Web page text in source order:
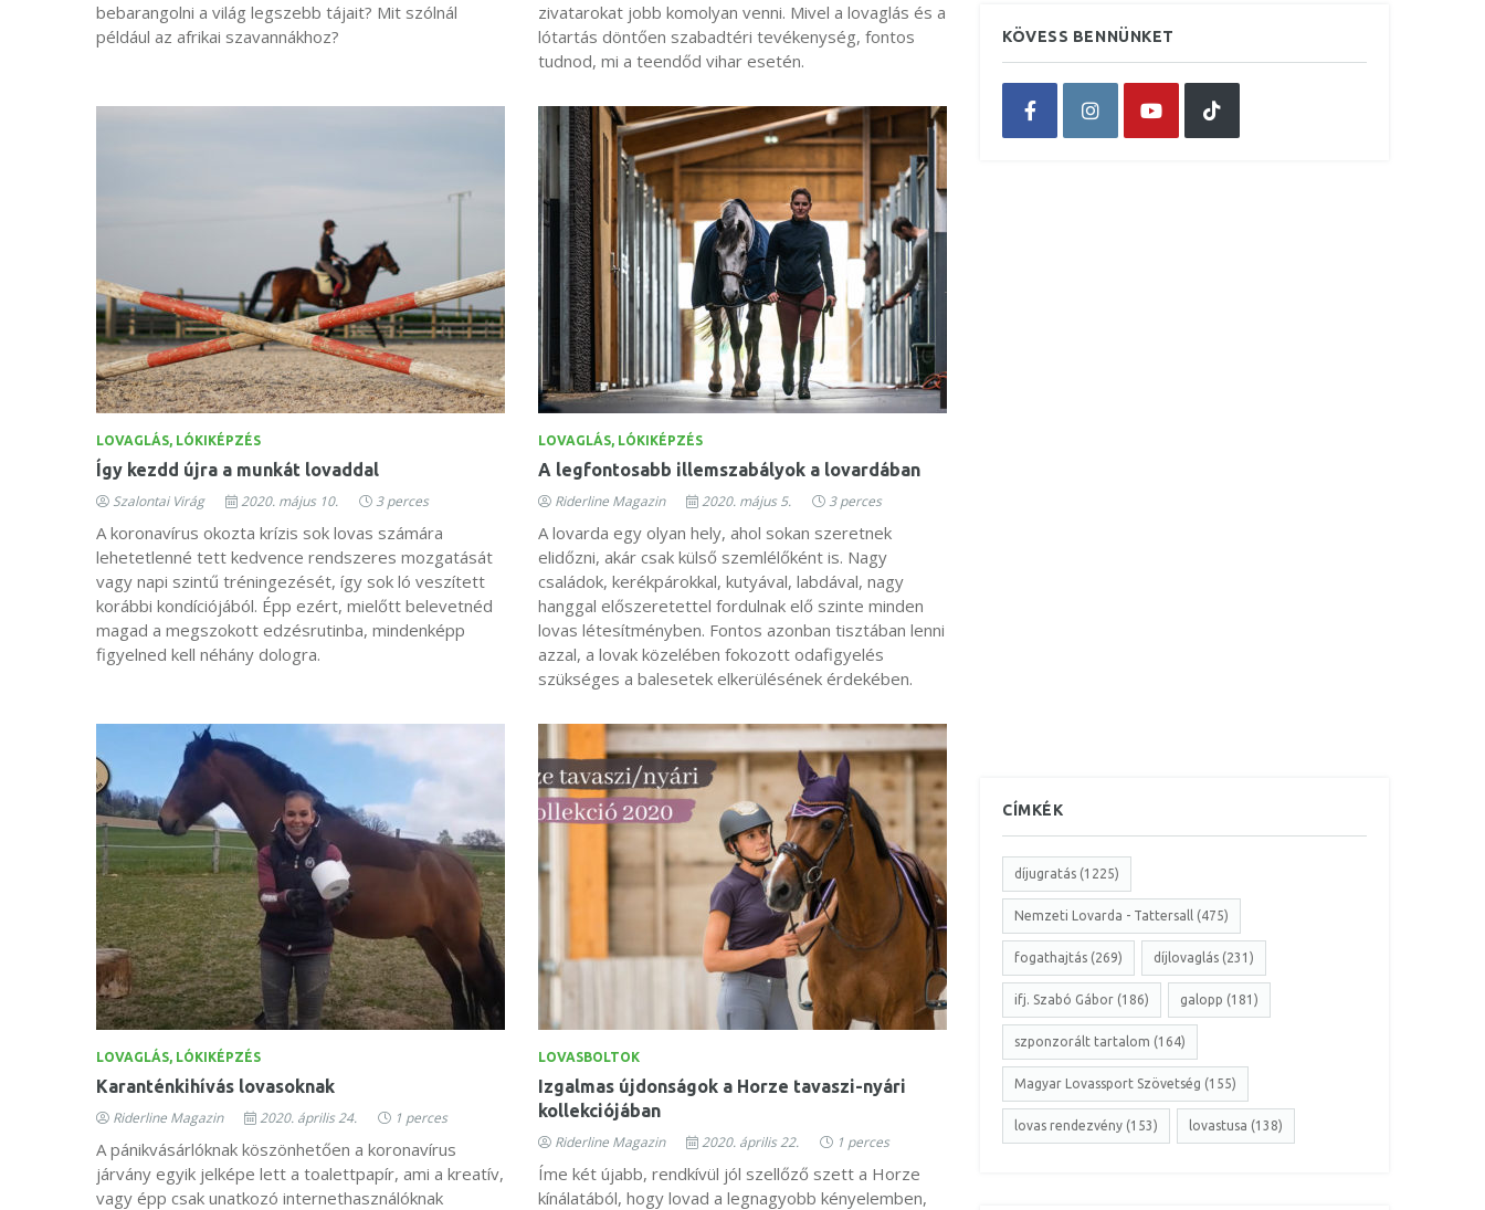
bebarangolni a világ legszebb tájait? Mit szólnál
például az afrikai szavannákhoz?
zivatarokat jobb komolyan venni. Mivel a lovaglás és a
lótartás döntően szabadtéri tevékenység, fontos
tudnod, mi a teendőd vihar esetén.
LOVAGLÁS, LÓKIKÉPZÉS
Így kezdd újra a munkát lovaddal
Szalontai Virág 2020. május 10. 3 perces
A koronavírus okozta krízis sok lovas számára
lehetetlenné tett kedvence rendszeres mozgatását
vagy napi szintű tréningezését, így sok ló veszített
korábbi kondíciójából. Épp ezért, mielőtt belevetnéd
magad a megszokott edzésrutinba, mindenképp
figyelned kell néhány dologra.
LOVAGLÁS, LÓKIKÉPZÉS
A legfontosabb illemszabályok a lovardában
Riderline Magazin 2020. május 5. 3 perces
A lovarda egy olyan hely, ahol sokan szeretnek
elidőzni, akár csak külső szemlélőként is. Nagy
családok, kerékpárokkal, kutyával, labdával, nagy
hanggal előszeretettel fordulnak elő szinte minden
lovas létesítményben. Fontos azonban tisztában lenni
azzal, a lovak közelében fokozott odafigyelés
szükséges a balesetek elkerülésének érdekében.
LOVAGLÁS, LÓKIKÉPZÉS
Karanténkihívás lovasoknak
Riderline Magazin 2020. április 24. 1 perces
A pánikvásárlóknak köszönhetően a koronavírus
járvány egyik jelképe lett a toalettpapír, ami a kreatív,
vagy épp csak unatkozó internethasználóknak
LOVASBOLTOK
Izgalmas újdonságok a Horze tavaszi-nyári
kollekciójában
Riderline Magazin 2020. április 22. 1 perces
Íme két újabb, rendkívül jól szellőző szett a Horze
kínálatából, hogy lovad a legnagyobb kényelemben,
KÖVESS BENNÜNKET
CÍMKÉK
díjugratás (1225)
Nemzeti Lovarda - Tattersall (475)
fogathajtás (269) díjlovaglás (231)
ifj. Szabó Gábor (186) galopp (181)
szponzorált tartalom (164)
Magyar Lovassport Szövetség (155)
lovas rendezvény (153) lovastusa (138)